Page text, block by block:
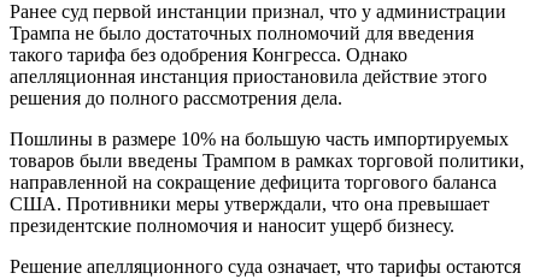
Ранее суд первой инстанции признал, что у администрации
Трампа не было достаточных полномочий для введения
такого тарифа без одобрения Конгресса. Однако
апелляционная инстанция приостановила действие этого
решения до полного рассмотрения дела.
Пошлины в размере 10% на большую часть импортируемых
товаров были введены Трампом в рамках торговой политики,
направленной на сокращение дефицита торгового баланса
США. Противники меры утверждали, что она превышает
президентские полномочия и наносит ущерб бизнесу.
Решение апелляционного суда означает, что тарифы остаются